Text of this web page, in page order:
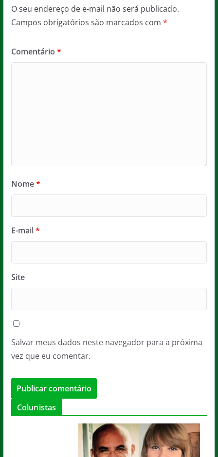
O seu endereço de e-mail não será publicado.
Campos obrigatórios são marcados com *
Comentário *
Nome*
E-mail*
Site
Salvar meus dados neste navegador para a próxima
vez que eu comentar.
Colunistas